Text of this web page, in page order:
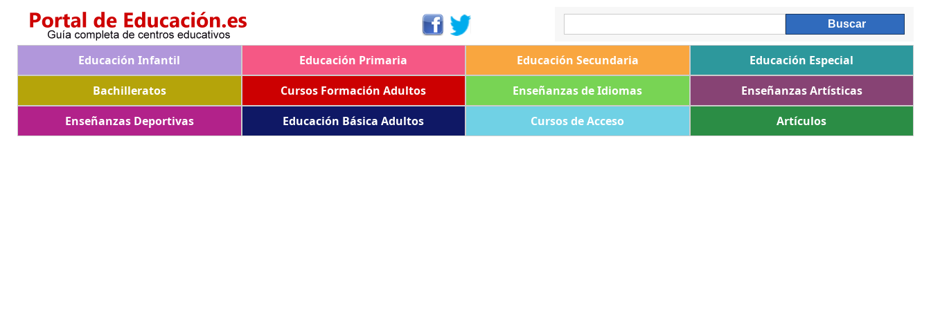
Educación Infantil Educación Primaria Educación Secundaria
Educación Especial
Bachilleratos
Cursos Formación Adultos Enseñanzas de Idiomas
Enseñanzas Artísticas
Enseñanzas Deportivas
Educación Básica Adultos Cursos de Acceso Artículos